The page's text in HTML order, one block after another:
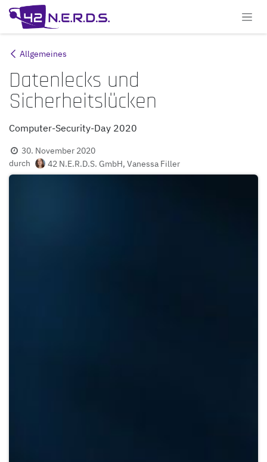
Zum Inhalt springen
Allgemeines
Datenlecks und
Sicherheitslücken
Computer-Security-Day 2020
30. November 2020
durch
42 N.E.R.D.S. GmbH, Vanessa Filler